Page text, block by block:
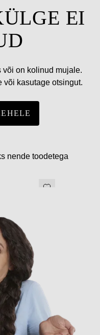
EI
või on kolinud mujale.
või kasutage otsingut.
nende toodetega